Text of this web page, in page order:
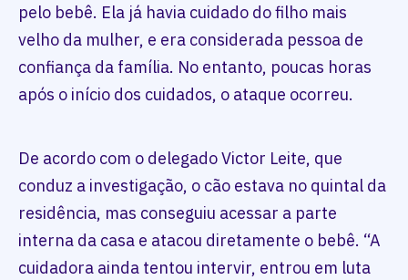
pelo bebê. Ela já havia cuidado do filho mais
velho da mulher, e era considerada pessoa de
confiança da família. No entanto, poucas horas
após o início dos cuidados, o ataque ocorreu.
De acordo com o delegado Victor Leite, que
conduz a investigação, o cão estava no quintal da
residência, mas conseguiu acessar a parte
interna da casa e atacou diretamente o bebê. “A
cuidadora ainda tentou intervir, entrou em luta